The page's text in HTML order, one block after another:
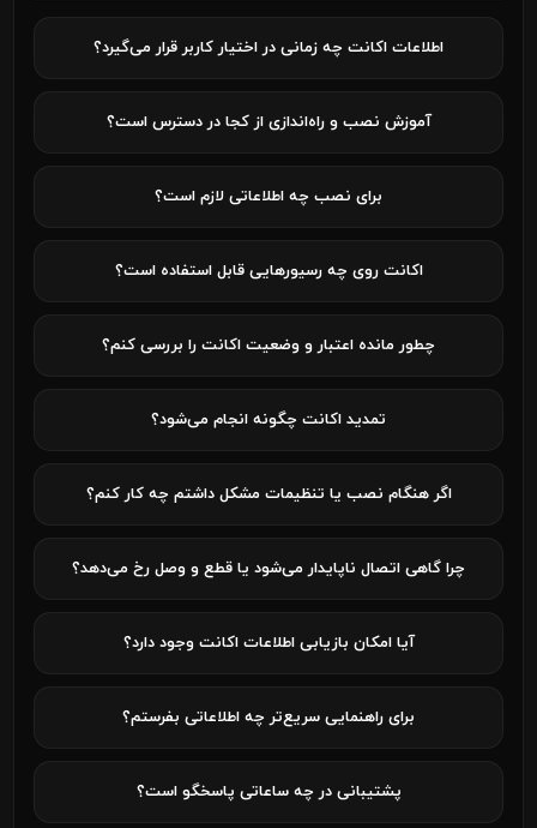
اطلاعات اکانت چه زمانی در اختیار کاربر قرار می‌گیرد؟
آموزش نصب و راه‌اندازی از کجا در دسترس است؟
برای نصب چه اطلاعاتی لازم است؟
اکانت روی چه رسیورهایی قابل استفاده است؟
چطور مانده اعتبار و وضعیت اکانت را بررسی کنم؟
تمدید اکانت چگونه انجام می‌شود؟
اگر هنگام نصب یا تنظیمات مشکل داشتم چه کار کنم؟
چرا گاهی اتصال ناپایدار می‌شود یا قطع و وصل رخ می‌دهد؟
آیا امکان بازیابی اطلاعات اکانت وجود دارد؟
برای راهنمایی سریع‌تر چه اطلاعاتی بفرستم؟
پشتیبانی در چه ساعاتی پاسخگو است؟